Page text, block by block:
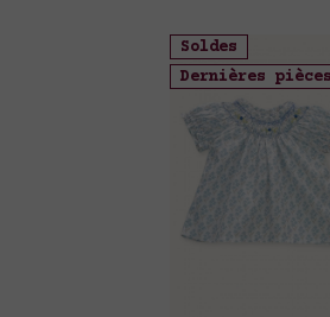
Soldes
Dernières pièces